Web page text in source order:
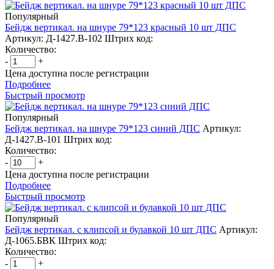
Популярный
Бейдж вертикал. на шнуре 79*123 красный 10 шт ДПС
Артикул: Д-1427.В-102 Штрих код:
Количество:
-
+
Цена доступна после регистрации
Подробнее
Быстрый просмотр
Популярный
Бейдж вертикал. на шнуре 79*123 синий ДПС Артикул:
Д-1427.В-101 Штрих код:
Количество:
-
+
Цена доступна после регистрации
Подробнее
Быстрый просмотр
Популярный
Бейдж вертикал. с клипсой и булавкой 10 шт ДПС Артикул:
Д-1065.БВК Штрих код:
Количество:
-
+